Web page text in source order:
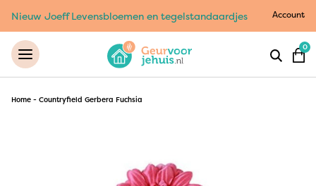
Nieuw Joeff Levensbloemen en tegelstandaardjes Account
0
Home - Countryfield Gerbera Fuchsia